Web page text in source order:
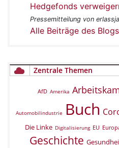
Hedgefonds
Pressemitteilung von
Alle Beiträge des Blogs
Zentrale Themen
AfD Amerika
Automobilindustrie Buch
Die Linke Digitalisierung EU
Geschichte